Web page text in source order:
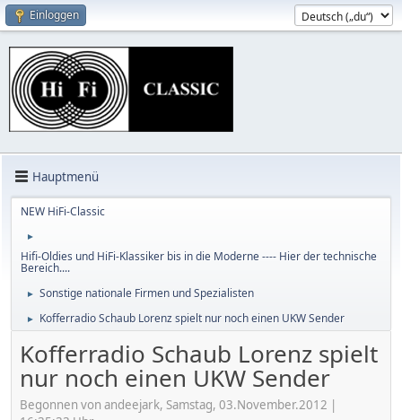
Einloggen
Hauptmenü
NEW HiFi-Classic
►
Hifi-Oldies und HiFi-Klassiker bis in die Moderne ---- Hier der technische
Bereich....
► Sonstige nationale Firmen und Spezialisten
► Kofferradio Schaub Lorenz spielt nur noch einen UKW Sender
Kofferradio Schaub Lorenz spielt
nur noch einen UKW Sender
Begonnen von andeejark, Samstag, 03.November.2012 |